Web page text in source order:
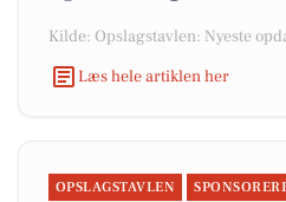
Kilde: Opslagstavlen: Nyeste
Læs hele artiklen her
OPSLAGSTAVLEN